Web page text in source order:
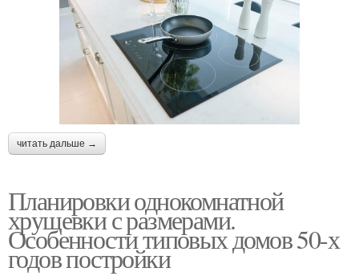
читать дальше →
Планировки однокомнатной
хрущевки с размерами.
Особенности типовых домов 50-х
годов постройки